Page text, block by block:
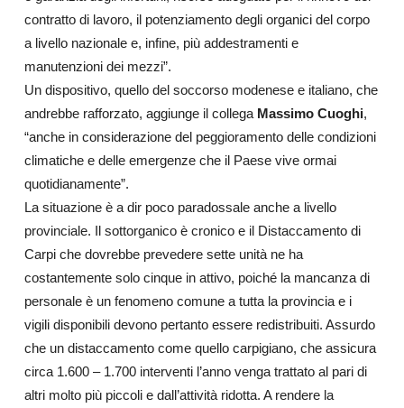
contratto di lavoro, il potenziamento degli organici del corpo
a livello nazionale e, infine, più addestramenti e
manutenzioni dei mezzi”.
Un dispositivo, quello del soccorso modenese e italiano, che
andrebbe rafforzato, aggiunge il collega Massimo Cuoghi,
“anche in considerazione del peggioramento delle condizioni
climatiche e delle emergenze che il Paese vive ormai
quotidianamente”.
La situazione è a dir poco paradossale anche a livello
provinciale. Il sottorganico è cronico e il Distaccamento di
Carpi che dovrebbe prevedere sette unità ne ha
costantemente solo cinque in attivo, poiché la mancanza di
personale è un fenomeno comune a tutta la provincia e i
vigili disponibili devono pertanto essere redistribuiti. Assurdo
che un distaccamento come quello carpigiano, che assicura
circa 1.600 – 1.700 interventi l’anno venga trattato al pari di
altri molto più piccoli e dall’attività ridotta. A rendere la